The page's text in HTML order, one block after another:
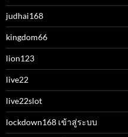
judhai168
kingdom66
lion123
live22
live22slot
lockdown168 เข้าสู่ระบบ